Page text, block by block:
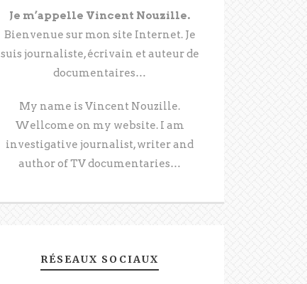
Je m’appelle Vincent Nouzille.
Bienvenue sur mon site Internet. Je
suis journaliste, écrivain et auteur de
documentaires…
My name is Vincent Nouzille.
Wellcome on my website. I am
investigative journalist, writer and
author of TV documentaries…
RÉSEAUX SOCIAUX